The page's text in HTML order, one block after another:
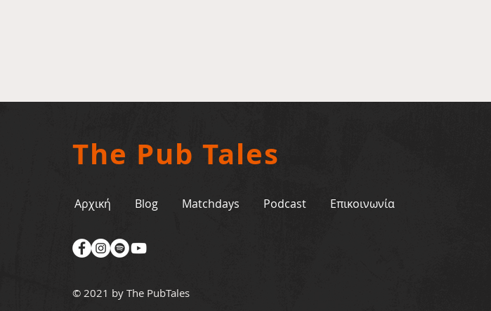
The Pub Tales
Αρχική Blog Matchdays Podcast Επικοινωνία
© 2021 by The PubTales